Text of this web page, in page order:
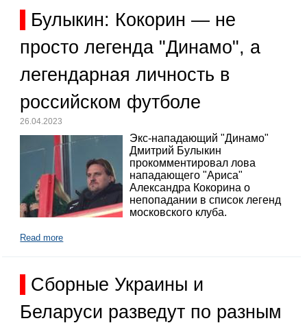
Булыкин: Кокорин — не
просто легенда "Динамо", а
легендарная личность в
российском футболе
26.04.2023
Экс-нападающий "Динамо"
Дмитрий Булыкин
прокомментировал лова
нападающего "Ариса"
Александра Кокорина о
непопадании в список легенд
московского клуба.
Read more
Сборные Украины и
Беларуси разведут по разным